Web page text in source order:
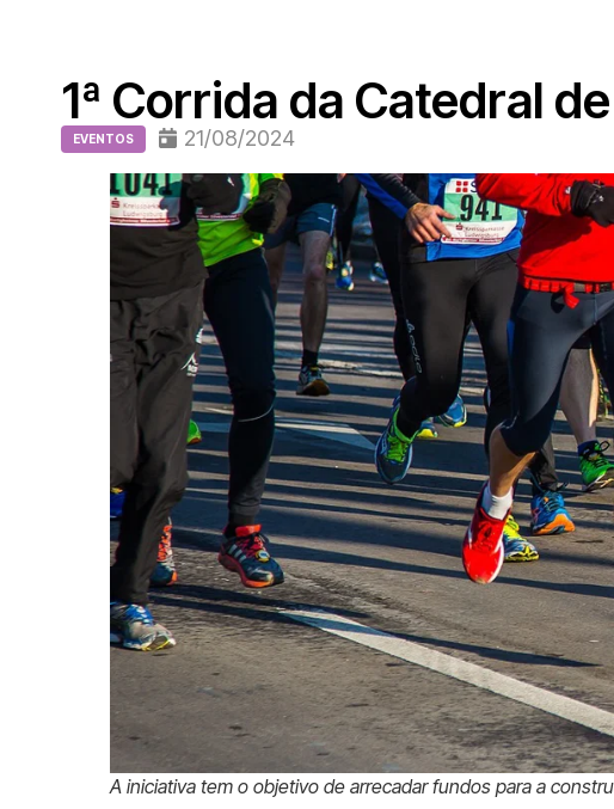
1ª Corrida da Catedral
EVENTOS 21/08/2024
A iniciativa tem o objetivo de arrecadar fundos para a